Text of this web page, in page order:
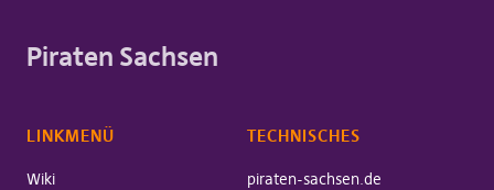
Piraten Sachsen
LINKMENÜ
Wiki
TECHNISCHES
piraten-sachsen.de